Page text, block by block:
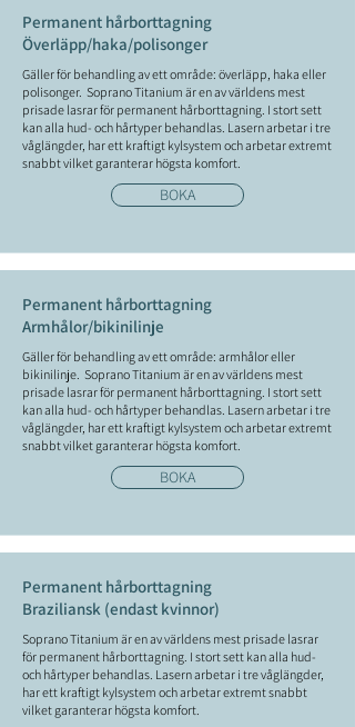
Permanent hårborttagning
Överläpp/haka/polisonger
Gäller för behandling av ett område: överläpp, haka eller
polisonger. Soprano Titanium är en av världens mest
prisade lasrar för permanent hårborttagning. I stort sett
kan alla hud- och hårtyper behandlas. Lasern arbetar i tre
våglängder, har ett kraftigt kylsystem och arbetar extremt
snabbt vilket garanterar högsta komfort.
BOKA
Permanent hårborttagning
Armhålor/bikinilinje
Gäller för behandling av ett område: armhålor eller
bikinilinje. Soprano Titanium är en av världens mest
prisade lasrar för permanent hårborttagning. I stort sett
kan alla hud- och hårtyper behandlas. Lasern arbetar i tre
våglängder, har ett kraftigt kylsystem och arbetar extremt
snabbt vilket garanterar högsta komfort.
BOKA
Permanent hårborttagning
Braziliansk (endast kvinnor)
Soprano Titanium är en av världens mest prisade lasrar
för permanent hårborttagning. I stort sett kan alla hud-
och hårtyper behandlas. Lasern arbetar i tre våglängder,
har ett kraftigt kylsystem och arbetar extremt snabbt
vilket garanterar högsta komfort.